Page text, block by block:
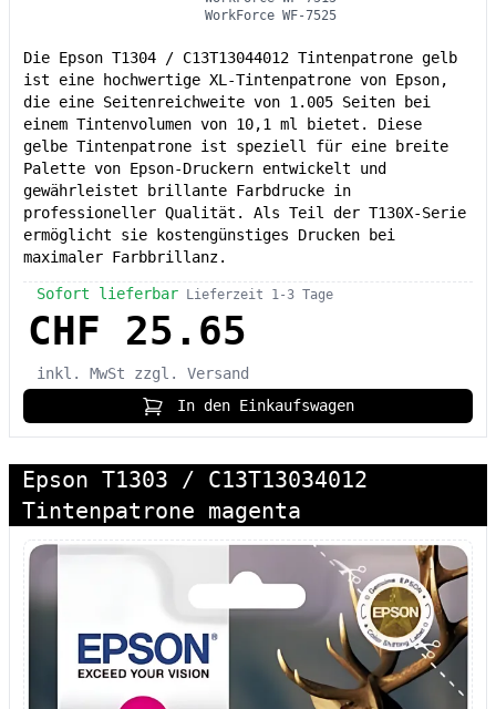
WorkForce WF-7525
Die Epson T1304 / C13T13044012 Tintenpatrone gelb
ist eine hochwertige XL-Tintenpatrone von Epson,
die eine Seitenreichweite von 1.005 Seiten bei
einem Tintenvolumen von 10,1 ml bietet. Diese
gelbe Tintenpatrone ist speziell für eine breite
Palette von Epson-Druckern entwickelt und
gewährleistet brillante Farbdrucke in
professioneller Qualität. Als Teil der T130X-Serie
ermöglicht sie kostengünstiges Drucken bei
maximaler Farbbrillanz.
Sofort lieferbar Lieferzeit 1-3 Tage
CHF 25.65
inkl. MwSt
zzgl. Versand
In den Einkaufswagen
Epson T1303 / C13T13034012
Tintenpatrone magenta